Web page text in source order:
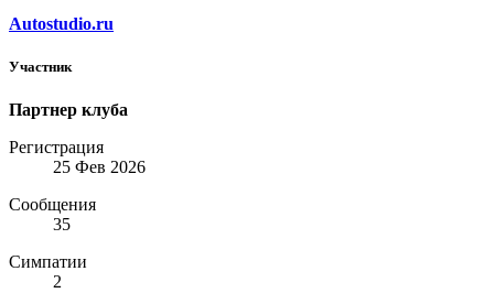
Autostudio.ru
Участник
Партнер клуба
Регистрация
25 Фев 2026
Сообщения
35
Симпатии
2